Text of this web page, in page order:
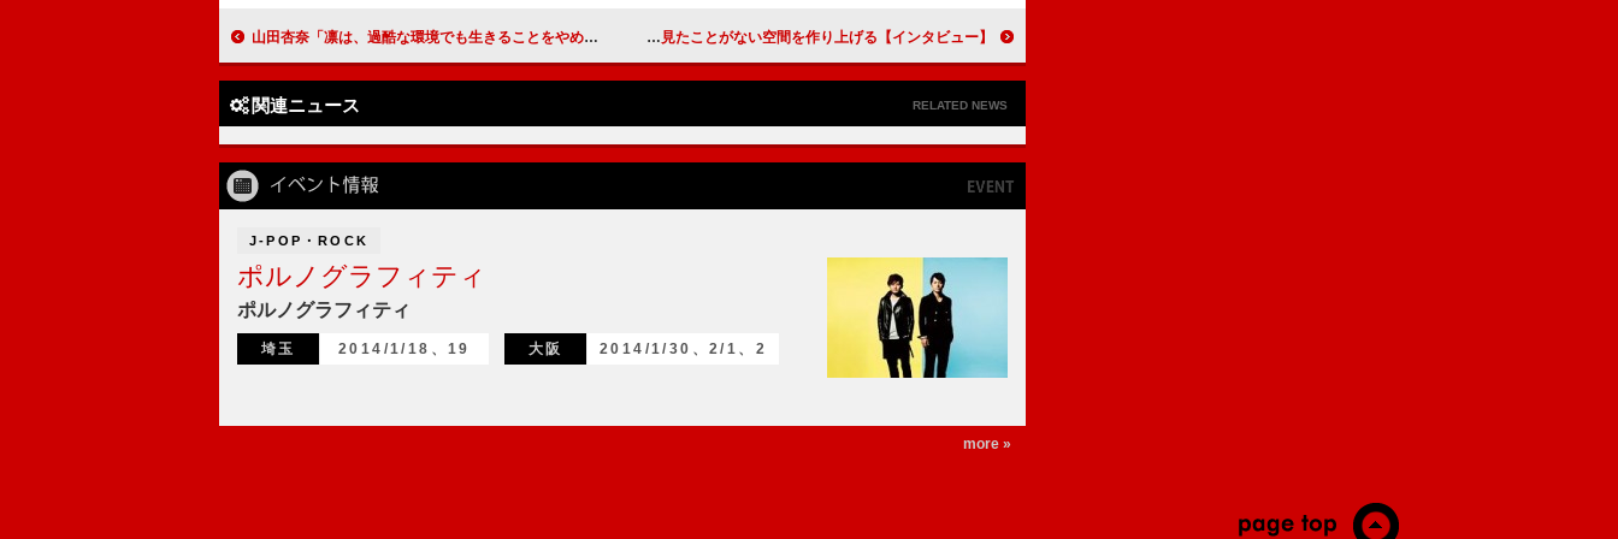
山田杏奈「凛は、過酷な環境でも生きることをやめようとしない人」さとり世代に通じるたくましい主人公役に込めた思い『山女』【インタビュー】 甲斐翔真「手応えしかない」 「ムーラン・ルージュ！ザ・ミュージカル」で誰も見たことがない空間を作り上げる【インタビュー】
関連ニュース RELATED NEWS
J-POP・ROCK
ポルノグラフィティ
ポルノグラフィティ
埼玉 2014/1/18、19 大阪 2014/1/30、2/1、2
more »